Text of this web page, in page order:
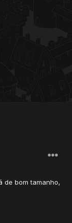
de bom tamanho,